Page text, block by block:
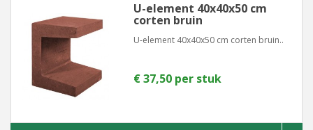
U-element 40x40x50 cm
corten bruin
U-element 40x40x50 cm corten bruin..
€ 37,50 per stuk